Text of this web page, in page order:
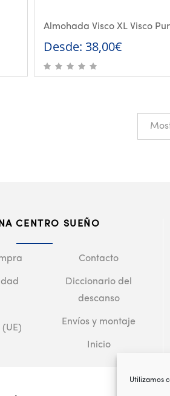
Utilizamos
Almohada Visco XL Visco
Desde:38,00€
CENTRO SUEÑO
Contacto
Diccionario del
descanso
Envíos y montaje
Inicio